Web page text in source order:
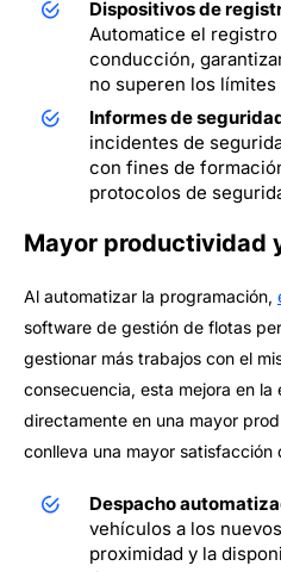
Dispositivos de
Automatice el
conducción,
no superen los límites
Informes de
incidentes de
con fines de
protocolos de
Mayor productividad
Al automatizar la programación,
software de gestión de flotas
gestionar más trabajos con el
consecuencia, esta mejora en
directamente en una mayor
conlleva una mayor satisfacción
Despacho
vehículos a los
proximidad y la